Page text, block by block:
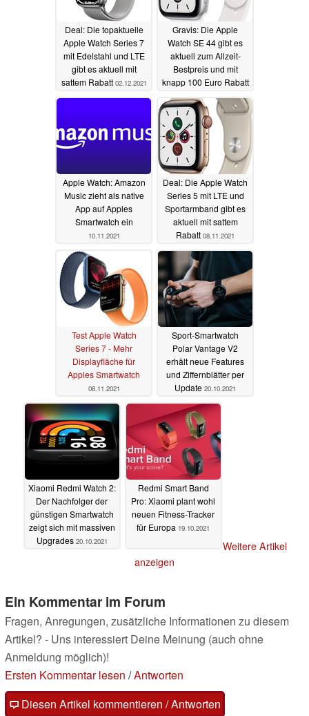
Deal: Die topaktuelle
Apple Watch Series 7
mit Edelstahl und LTE
gibt es aktuell mit
sattem Rabatt 02.12.2021
Gravis: Die Apple
Watch SE 44 gibt es
aktuell zum Allzeit-
Bestpreis und mit
knapp 100 Euro Rabatt
26.11.2021
Apple Watch: Amazon
Music zieht als native
App auf Apples
Smartwatch ein
10.11.2021
Deal: Die Apple Watch
Series 5 mit LTE und
Sportarmband gibt es
aktuell mit sattem
Rabatt 08.11.2021
Test Apple Watch
Series 7 - Mehr
Displayfläche für
Apples Smartwatch
08.11.2021
Sport-Smartwatch
Polar Vantage V2
erhält neue Features
und Ziffernblätter per
Update 20.10.2021
Xiaomi Redmi Watch 2:
Der Nachfolger der
günstigen Smartwatch
zeigt sich mit massiven
Upgrades 20.10.2021
Redmi Smart Band
Pro: Xiaomi plant wohl
neuen Fitness-Tracker
für Europa 19.10.2021
Weitere Artikel
anzeigen
Ein Kommentar im Forum
Fragen, Anregungen, zusätzliche Informationen zu diesem
Artikel? - Uns interessiert Deine Meinung (auch ohne
Anmeldung möglich)!
Ersten Kommentar lesen /Antworten
Diesen Artikel kommentieren / Antworten